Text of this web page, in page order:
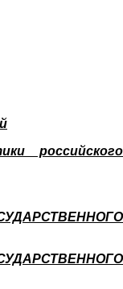
российского